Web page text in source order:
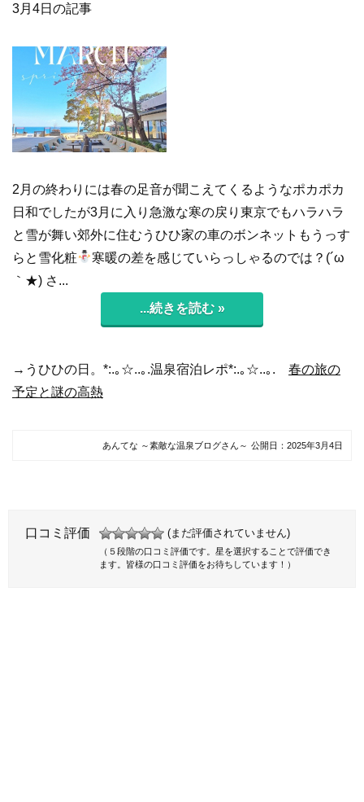
3月4日の記事
2月の終わりには春の足音が聞こえてくるようなポカポカ
日和でしたが3月に入り急激な寒の戻り東京でもハラハラ
と雪が舞い郊外に住むうひひ家の車のボンネットもうっす
らと雪化粧
寒暖の差を感じていらっしゃるのでは？(´ω
｀★) さ...
...続きを読む »
→うひひの日。*:.｡☆..｡.温泉宿泊レポ*:.｡☆..｡. 春の旅の
予定と謎の高熱
あんてな ～素敵な温泉ブログさん～ 公開日： 2025年3月4日
口コミ評価 (まだ評価されていません)
（５段階の口コミ評価です。星を選択することで評価でき
ます。皆様の口コミ評価をお待ちしています！）